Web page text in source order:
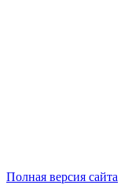
Полная версия сайта